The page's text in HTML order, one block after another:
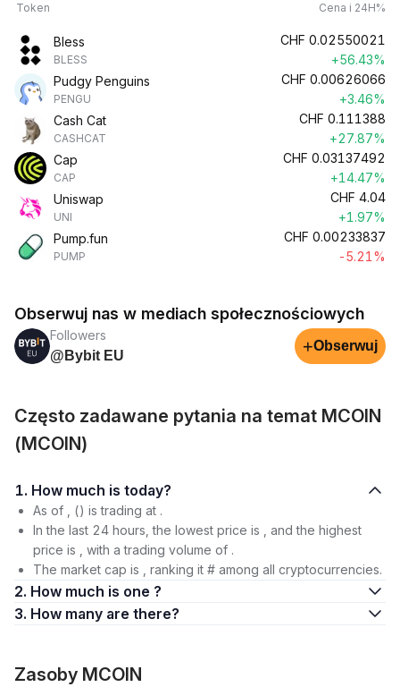
Token Cena i 24H%
Bless
BLESS
CHF 0.02550021
+56.43%
Pudgy Penguins
PENGU
CHF 0.00626066
+3.46%
Cash Cat
CASHCAT
CHF 0.111388
+27.87%
Cap
CAP
CHF 0.03137492
+14.47%
Uniswap
UNI
CHF 4.04
+1.97%
Pump.fun
PUMP
CHF 0.00233837
-5.21%
Obserwuj nas w mediach społecznościowych
Followers
@Bybit EU
+Obserwuj
Często zadawane pytania na temat MCOIN
(MCOIN)
1. How much is today?
As of , () is trading at .
In the last 24 hours, the lowest price is , and the highest
price is , with a trading volume of .
The market cap is , ranking it # among all cryptocurrencies.
2. How much is one ?
3. How many are there?
Zasoby MCOIN